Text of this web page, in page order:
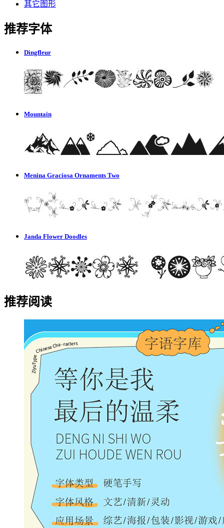
其它图形
推荐字体
Dingfleur
Mountain
Menina Graciosa Ornaments Two
Janda Flower Doodles
推荐阅读